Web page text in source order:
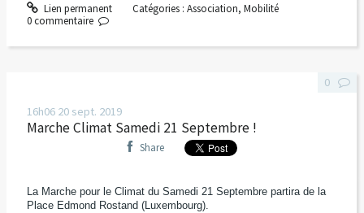
Lien permanent Catégories : Association, Mobilité
0 commentaire
16h06 20 sept. 2019
Marche Climat Samedi 21 Septembre !
Share
La Marche pour le Climat du Samedi 21 Septembre partira de la
Place Edmond Rostand (Luxembourg).
0